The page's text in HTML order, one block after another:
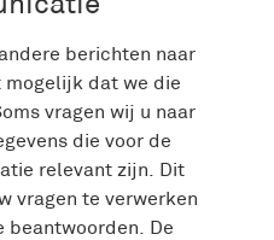
berichten naar
mogelijk dat we die
vragen wij u naar
die voor de
relevant zijn. Dit
vragen te verwerken
beantwoorden. De